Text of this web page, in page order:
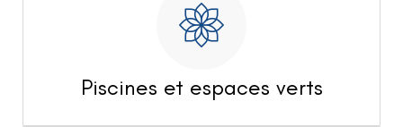
Piscines et espaces verts